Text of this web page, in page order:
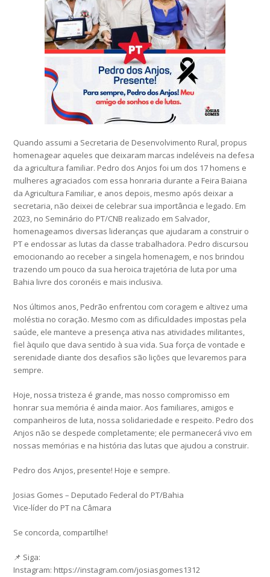
Quando assumi a Secretaria de Desenvolvimento Rural, propus
homenagear aqueles que deixaram marcas indeléveis na defesa
da agricultura familiar. Pedro dos Anjos foi um dos 17 homens e
mulheres agraciados com essa honraria durante a Feira Baiana
da Agricultura Familiar, e anos depois, mesmo após deixar a
secretaria, não deixei de celebrar sua importância e legado. Em
2023, no Seminário do PT/CNB realizado em Salvador,
homenageamos diversas lideranças que ajudaram a construir o
PT e endossar as lutas da classe trabalhadora. Pedro discursou
emocionando ao receber a singela homenagem, e nos brindou
trazendo um pouco da sua heroica trajetória de luta por uma
Bahia livre dos coronéis e mais inclusiva.
Nos últimos anos, Pedrão enfrentou com coragem e altivez uma
moléstia no coração. Mesmo com as dificuldades impostas pela
saúde, ele manteve a presença ativa nas atividades militantes,
fiel àquilo que dava sentido à sua vida. Sua força de vontade e
serenidade diante dos desafios são lições que levaremos para
sempre.
Hoje, nossa tristeza é grande, mas nosso compromisso em
honrar sua memória é ainda maior. Aos familiares, amigos e
companheiros de luta, nossa solidariedade e respeito. Pedro dos
Anjos não se despede completamente; ele permanecerá vivo em
nossas memórias e na história das lutas que ajudou a construir.
Pedro dos Anjos, presente! Hoje e sempre.
Josias Gomes – Deputado Federal do PT/Bahia
Vice-líder do PT na Câmara
Se concorda, compartilhe!
📌 Siga:
Instagram: https://instagram.com/josiasgomes1312